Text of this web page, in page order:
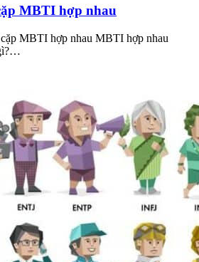
MBTI hợp nhau
MBTI hợp nhau MBTI hợp nhau